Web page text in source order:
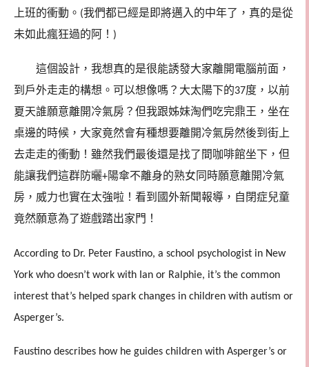
上班的衝動。 (我們都已經是即將邁入的中年了，真的是從
未如此瘋狂過的阿！ )
這個設計，我想真的是很能誘發大家離開電腦前面，
到戶外走走的構想。可以想像嗎？大太陽下的37度，以前
夏天誰願意離開冷氣房？但我跟姊妹淘們吃完鼎王，坐在
桌邊的時候，大家竟然會有種想要離開冷氣房然後到街上
去走走的衝動！雖然我們最後還是找了間咖啡館坐下，但
能讓我們這群防曬+陽傘不離身的熟女同時願意離開冷氣
房，威力也實在太強啦！看到國外新聞報導，自閉症兒童
竟然願意為了遊戲踏出家門！
According to Dr. Peter Faustino, a school psychologist in New
York who doesn’t work with Ian or Ralphie, it’s the common
interest that’s helped spark changes in children with autism or
Asperger’s.
Faustino describes how he guides children with Asperger’s or